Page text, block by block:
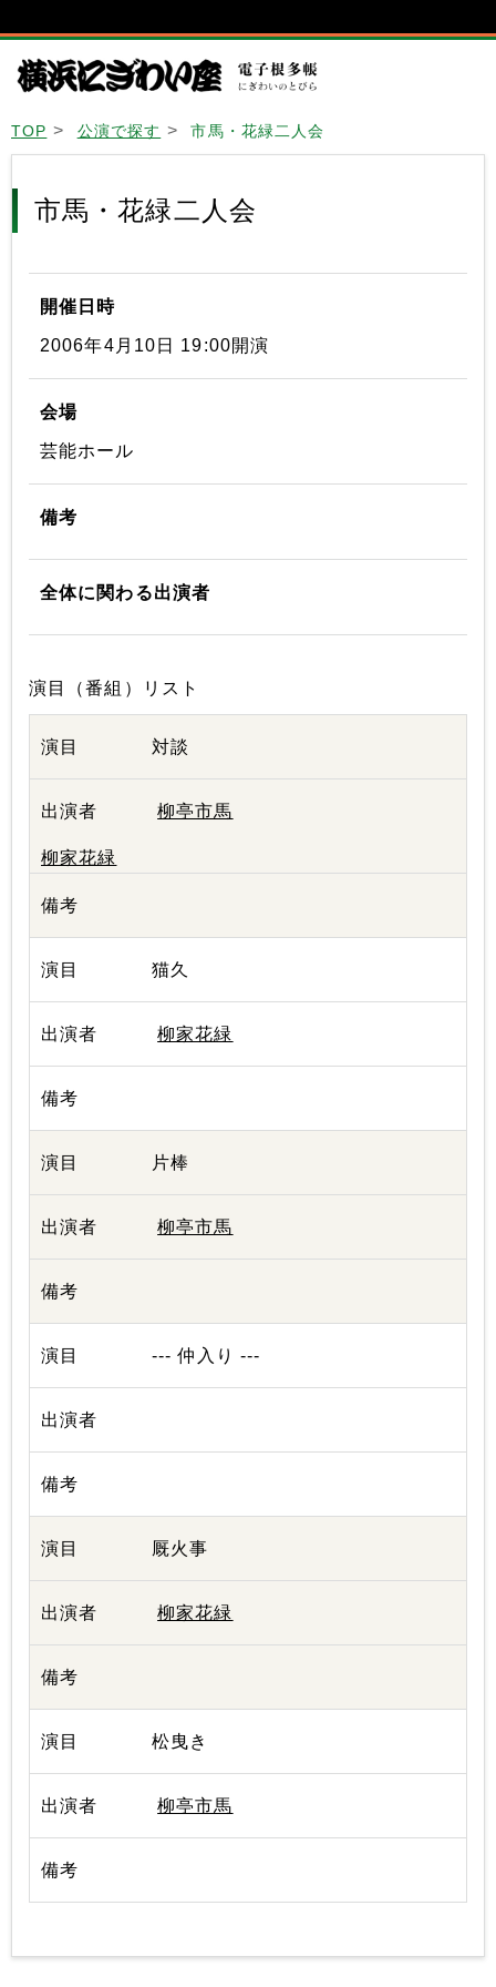
TOP 公演で探す 市馬・花緑二人会
市馬・花緑二人会
開催日時
2006年4月10日 19:00開演
会場
芸能ホール
備考
全体に関わる出演者
演目（番組）リスト
対談
柳亭市馬
柳家花緑
猫久
柳家花緑
片棒
柳亭市馬
--- 仲入り ---
厩火事
柳家花緑
松曳き
柳亭市馬